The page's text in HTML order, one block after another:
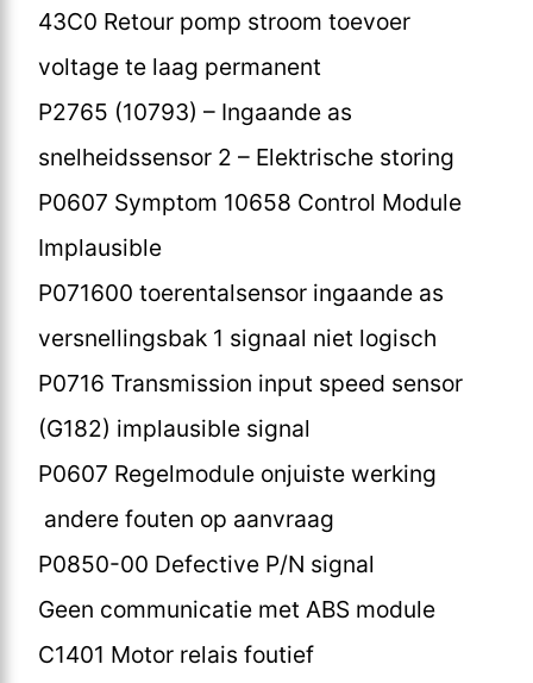
43C0 Retour pomp stroom toevoer
voltage te laag permanent
P2765 (10793) – Ingaande as
snelheidssensor 2 – Elektrische storing
P0607 Symptom 10658 Control Module
Implausible
P071600 toerentalsensor ingaande as
versnellingsbak 1 signaal niet logisch
P0716 Transmission input speed sensor
(G182) implausible signal
P0607 Regelmodule onjuiste werking
andere fouten op aanvraag
P0850-00 Defective P/N signal
Geen communicatie met ABS module
C1401 Motor relais foutief